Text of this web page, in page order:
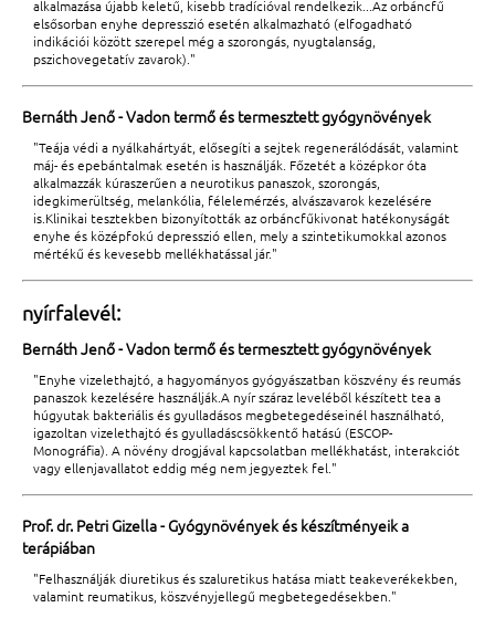
alkalmazása újabb keletű, kisebb tradícióval rendelkezik...Az orbáncfű
elsősorban enyhe depresszió esetén alkalmazható (elfogadható
indikációi között szerepel még a szorongás, nyugtalanság,
pszichovegetatív zavarok)."
Bernáth Jenő - Vadon termő és termesztett gyógynövények
"Teája védi a nyálkahártyát, elősegíti a sejtek regenerálódását, valamint
máj- és epebántalmak esetén is használják. Főzetét a középkor óta
alkalmazzák kúraszerűen a neurotikus panaszok, szorongás,
idegkimerültség, melankólia, félelemérzés, alvászavarok kezelésére
is.Klinikai tesztekben bizonyították az orbáncfűkivonat hatékonyságát
enyhe és középfokú depresszió ellen, mely a szintetikumokkal azonos
mértékű és kevesebb mellékhatással jár."
nyírfalevél:
Bernáth Jenő - Vadon termő és termesztett gyógynövények
"Enyhe vizelethajtó, a hagyományos gyógyászatban köszvény és reumás
panaszok kezelésére használják.A nyír száraz leveléből készített tea a
húgyutak bakteriális és gyulladásos megbetegedéseinél használható,
igazoltan vizelethajtó és gyulladáscsökkentő hatású (ESCOP-
Monográfia). A növény drogjával kapcsolatban mellékhatást, interakciót
vagy ellenjavallatot eddig még nem jegyeztek fel."
Prof. dr. Petri Gizella - Gyógynövények és készítményeik a
terápiában
"Felhasználják diuretikus és szaluretikus hatása miatt teakeverékekben,
valamint reumatikus, köszvényjellegű megbetegedésekben."